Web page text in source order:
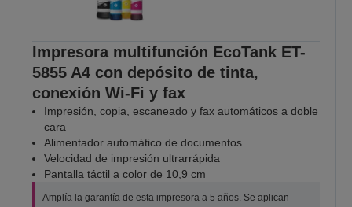
Impresora multifunción EcoTank ET-
5855 A4 con depósito de tinta,
conexión Wi-Fi y fax
Impresión, copia, escaneado y fax automáticos a doble
cara
Alimentador automático de documentos
Velocidad de impresión ultrarrápida
Pantalla táctil a color de 10,9 cm
Amplía la garantía de esta impresora a 5 años. Se aplican